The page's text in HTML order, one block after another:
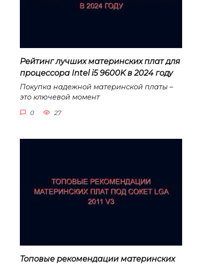
Рейтинг лучших материнских плат для
процессора Intel i5 9600K в 2024 году
Покупка надежной материнской платы –
это ключевой момент
0 27
Топовые рекомендации материнских